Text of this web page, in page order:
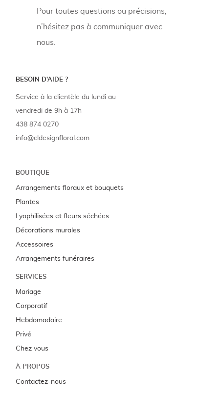
Pour toutes questions ou précisions,
n’hésitez pas à communiquer avec
nous.
BESOIN D’AIDE ?
Service à la clientèle du lundi au
vendredi de 9h à 17h
438 874 0270
info@cldesignfloral.com
BOUTIQUE
Arrangements floraux et bouquets
Plantes
Lyophilisées et fleurs séchées
Décorations murales
Accessoires
Arrangements funéraires
SERVICES
Mariage
Corporatif
Hebdomadaire
Privé
Chez vous
À PROPOS
Contactez-nous